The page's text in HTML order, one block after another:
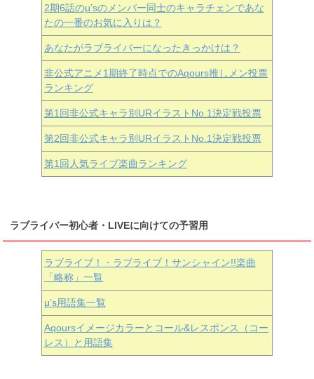
2期6話のμ’sのメンバー同士のキャラチェンであな
たの一番のお気に入りは？
あなたがラブライバーになったきっかけは？
非公式アニメ1期終了時点でのAqours推しメン投票
ランキング
第1回非公式キャラ別URイラストNo.1決定戦投票
第2回非公式キャラ別URイラストNo.1決定戦投票
第1回人気ライブ楽曲ランキング
ラブライバー初心者・LIVEに向けての予習用
ラブライブ！・ラブライブ！サンシャイン!!楽曲
「略称」一覧
μ’s用語集一覧
Aqoursイメージカラーとコール&レスポンス（コー
レス）と用語集